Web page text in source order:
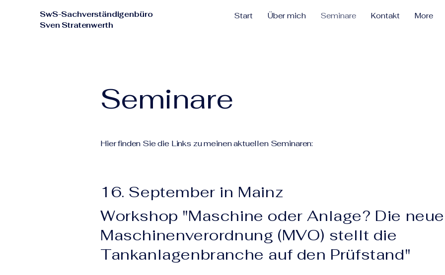
SwS-Sachverständigenbüro
Sven Stratenwerth
Start Über mich Seminare Kontakt More
Seminare
Hier finden Sie die Links zu meinen aktuellen Seminaren:
16. September in Mainz
Workshop "Maschine oder Anlage? Die neue
Maschinenverordnung (MVO) stellt die
Tankanlagenbranche auf den Prüfstand"